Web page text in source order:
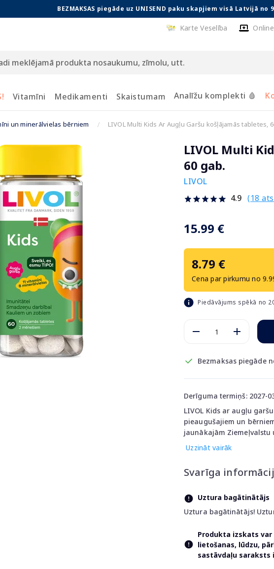
BEZMAKSAS piegāde uz UNISEND paku skapjiem visā Latvijā no
Karte Veselība
Vitamīni Medikamenti Skaistumam Analīžu komplekti 🩸
un minerālvielas bērniem LIVOL Multi Kids Ar Augļu Garšu košļājamās tabletes,
LIVOL Multi
60 gab.
LIVOL
4.9 (18
15.99 €
8.79 €
Cena par pirkumu no
Piedāvājums spēkā no
Bezmaksas piegāde
Derīguma termiņš: 2027-
LIVOL Kids ar augļu
pieaugušajiem un
jaunākajām
Uzzināt vairāk
Svarīga
Uztura bagātinātājs
Uztura bagātinātājs!
Produkta izskats
lietošanas, lūdzu,
sastāvdaļu saraksts